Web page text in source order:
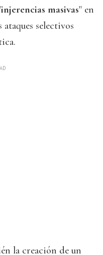
injerencias masivas" en
selectivos
la creación de un